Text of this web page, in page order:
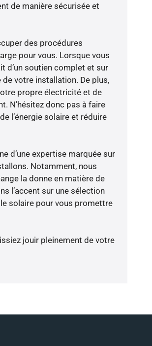
de manière sécurisée et
des procédures
pour vous. Lorsque vous
d’un soutien complet et sur
votre installation. De plus,
propre électricité et de
N’hésitez donc pas à faire
l’énergie solaire et réduire
d’une expertise marquée sur
Notamment, nous
la donne en matière de
l’accent sur une sélection
solaire pour vous promettre
jouir pleinement de votre